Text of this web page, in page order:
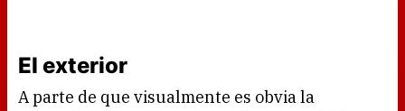
El exterior
A parte de que visualmente es obvia la